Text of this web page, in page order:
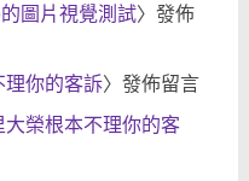
圖片視覺測試〉發佈
理你的客訴〉發佈留言
大榮根本不理你的客